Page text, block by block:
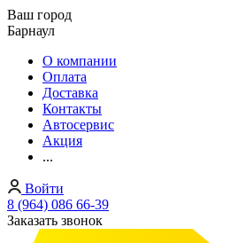
Ваш город
Барнаул
О компании
Оплата
Доставка
Контакты
Автосервис
Акция
...
Войти
8 (964) 086 66-39
Заказать звонок